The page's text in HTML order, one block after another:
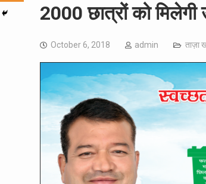
2000 छात्रों को मिलेगी
October 6, 2018 admin ताज़ा